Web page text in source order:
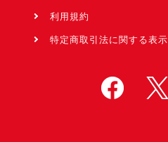
利用規約
特定商取引法に関する表示